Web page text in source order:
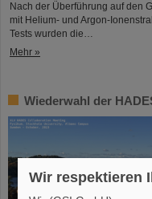
Nach der Überführung auf den
mit Helium- und Argon-
Tests wurden die…
Mehr »
Wiederwahl der
Wir respektieren